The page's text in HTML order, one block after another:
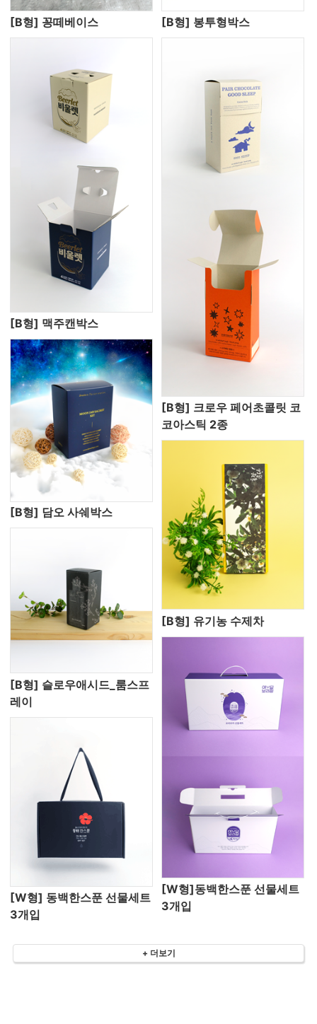
[B형] 꽁떼베이스
[B형] 맥주캔박스
[B형] 봉투형박스
[B형] 담오 사쉐박스
[B형] 크로우 페어초콜릿 코
코아스틱 2종
[B형] 슬로우애시드_룸스프
레이
[B형] 유기농 수제차
[W형] 동백한스푼 선물세트
3개입
[W형]동백한스푼 선물세트
3개입
+ 더보기